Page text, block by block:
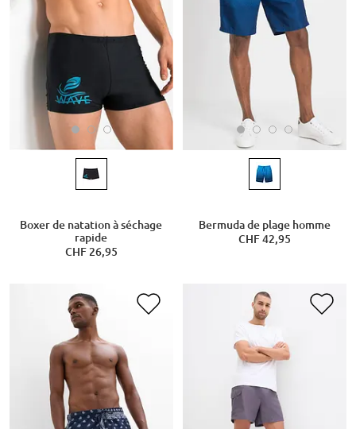
Boxer de natation à séchage
rapide
CHF 26,95
Bermuda de plage homme
CHF 42,95